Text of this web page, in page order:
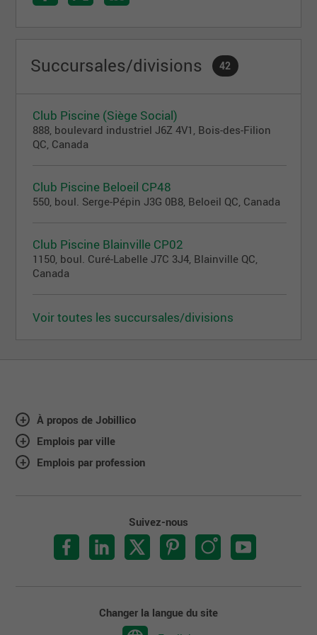
bénéfice pour la Scélodermie, Centraide Grand
Succursales/divisions 42
Club Piscine (Siège Social)
888, boulevard industriel J6Z 4V1, Bois-des-Filion
QC, Canada
Club Piscine Beloeil CP48
550, boul. Serge-Pépin J3G 0B8, Beloeil QC, Canada
Club Piscine Blainville CP02
1150, boul. Curé-Labelle J7C 3J4, Blainville QC,
Canada
Voir toutes les succursales/divisions
À propos de Jobillico
Emplois par ville
Emplois par profession
Suivez-nous
Changer la langue du site